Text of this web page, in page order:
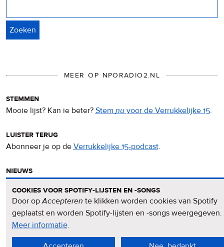
MEER OP NPORADIO2.NL
stemmen
Mooie lijst? Kan ie beter? Stemnuvoor de Verrukkelijke 15.
luister terug
Abonneer je op de Verrukkelijke 15-podcast.
nieuws
nieuwsbrief
Meld je aan voor deVerrukkelijke 15-nieuwsbrief.
cookies voor spotify-lijsten en -songs
Door opAccepteren te klikken worden cookies van Spotify
geplaatst en worden Spotify-lijsten en -songs weergegeven.
Meer informatieover
privacy
.